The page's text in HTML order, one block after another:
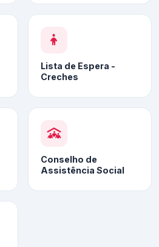
Lista de Espera -
Creches
Conselho de
Assistência Social